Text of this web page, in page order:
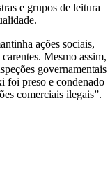
e grupos de leitura
ações sociais,
Mesmo assim,
governamentais
foi preso e condenado
comerciais ilegais”.